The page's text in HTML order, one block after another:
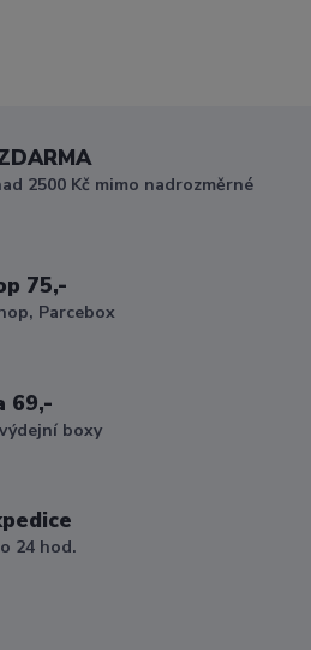
2500 Kč mimo nadrozměrné
75,-
Parcebox
69,-
boxy
24 hod.